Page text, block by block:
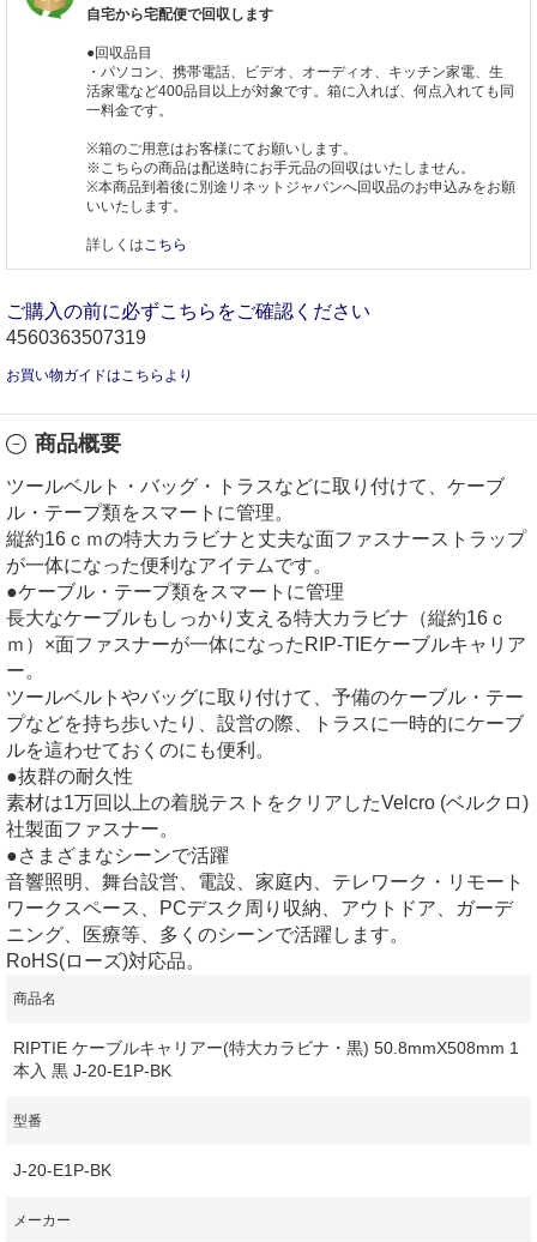
自宅から宅配便で回収します
●回収品目
・パソコン、携帯電話、ビデオ、オーディオ、キッチン家電、生
活家電など400品目以上が対象です。箱に入れば、何点入れても同
一料金です。
※箱のご用意はお客様にてお願いします。
※こちらの商品は配送時にお手元品の回収はいたしません。
※本商品到着後に別途リネットジャパンへ回収品のお申込みをお願
いいたします。
詳しくはこちら
ご購入の前に必ずこちらをご確認ください
4560363507319
お買い物ガイドはこちらより
商品概要
ツールベルト・バッグ・トラスなどに取り付けて、ケーブ
ル・テープ類をスマートに管理。
縦約16ｃｍの特大カラビナと丈夫な面ファスナーストラップ
が一体になった便利なアイテムです。
●ケーブル・テープ類をスマートに管理
長大なケーブルもしっかり支える特大カラビナ（縦約16ｃ
ｍ）×面ファスナーが一体になったRIP-TIEケーブルキャリア
ー。
ツールベルトやバッグに取り付けて、予備のケーブル・テー
プなどを持ち歩いたり、設営の際、トラスに一時的にケーブ
ルを這わせておくのにも便利。
●抜群の耐久性
素材は1万回以上の着脱テストをクリアしたVelcro (ベルクロ)
社製面ファスナー。
●さまざまなシーンで活躍
音響照明、舞台設営、電設、家庭内、テレワーク・リモート
ワークスペース、PCデスク周り収納、アウトドア、ガーデ
ニング、医療等、多くのシーンで活躍します。
RoHS(ローズ)対応品。
商品名
RIPTIE ケーブルキャリアー(特大カラビナ・黒) 50.8mmX508mm 1
本入 黒 J-20-E1P-BK
型番
J-20-E1P-BK
メーカー